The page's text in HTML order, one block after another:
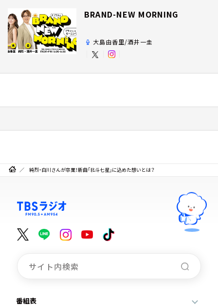
BRAND-NEW MORNING
大島由香里/酒井一圭
純烈・白川さんが卒業！新曲「北斗七星」に込めた想いとは？
番組表